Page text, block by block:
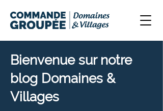
Bienvenue sur notre
blog Domaines &
Villages